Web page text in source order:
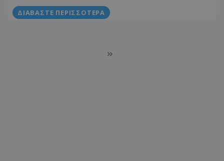
ΔΙΑΒΆΣΤΕ ΠΕΡΙΣΣΌΤΕΡΑ